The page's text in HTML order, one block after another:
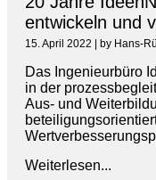
entwickeln und
15. April 2022 by Hans-
Das Ingenieurbüro
in der
Aus- und
Weiterlesen...